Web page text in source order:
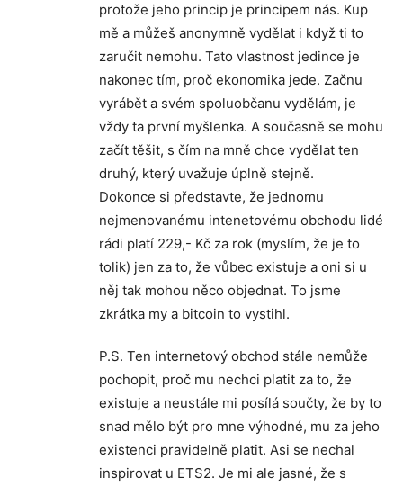
protože jeho princip je principem nás. Kup
mě a můžeš anonymně vydělat i když ti to
zaručit nemohu. Tato vlastnost jedince je
nakonec tím, proč ekonomika jede. Začnu
vyrábět a svém spoluobčanu vydělám, je
vždy ta první myšlenka. A současně se mohu
začít těšit, s čím na mně chce vydělat ten
druhý, který uvažuje úplně stejně.
Dokonce si představte, že jednomu
nejmenovanému intenetovému obchodu lidé
rádi platí 229,- Kč za rok (myslím, že je to
tolik) jen za to, že vůbec existuje a oni si u
něj tak mohou něco objednat. To jsme
zkrátka my a bitcoin to vystihl.
P.S. Ten internetový obchod stále nemůže
pochopit, proč mu nechci platit za to, že
existuje a neustále mi posílá součty, že by to
snad mělo být pro mne výhodné, mu za jeho
existenci pravidelně platit. Asi se nechal
inspirovat u ETS2. Je mi ale jasné, že s